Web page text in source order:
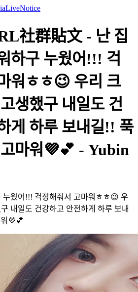
LiveNotice
社群貼文 - 난 집
하구 누웠어!!! 걱
워ㅎㅎ😉 우리 크
생했구 내일도 건
게 하루 보내길!! 푹
마워💜💕 - Yubin
누웠어!!! 걱정해줘서 고마워ㅎㅎ😉 우
내일도 건강하고 안전하게 하루 보내
💜💕